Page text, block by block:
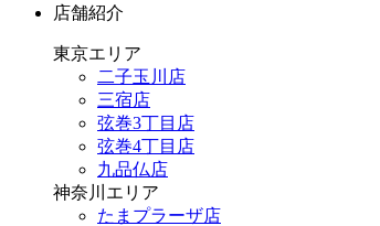
店舗紹介
東京エリア
二子玉川店
三宿店
弦巻3丁目店
弦巻4丁目店
九品仏店
神奈川エリア
たまプラーザ店